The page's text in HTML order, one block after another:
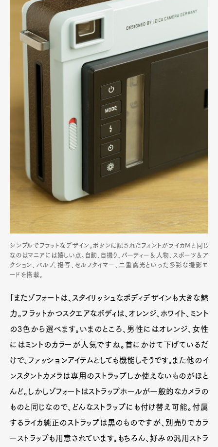
シンプルでフラットなデザイン。ボタンに記されたフォントがライカMと同じ
なのはマニアには嬉しい点。自動、自撮り、パーティー＆人物、スポーツ＆ア
クション、バルブ、接写、セルフタイマー、二重露光といった多彩な撮影モ
ードを搭載。
「またゾフォートは、スタイリッシュなボディデザインも大きな魅
力。フラットかつスクエアなボディは、オレンジ、ホワイト、ミント
の3色から選べます。いまのところ、男性にはオレンジ、女性
にはミントのカラーが人気ですね。首にかけて下げているだ
けで、ファッションアイテムとしても機能しそうです。また他のイ
ンスタントカメラは専用のストラップしか使えないものがほと
んど。しかしゾフォートはストラップホールが一般的なカメラの
ものと同じなので、どんなストラップにも付け替え可能。付属
するライカ純正のストラップは黒のものですが、別売りでカラ
ーストラップも用意されています。もちろん、好みの汎用ストラ